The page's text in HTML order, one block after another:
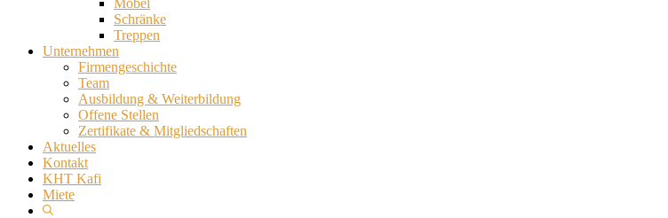
Möbel
Schränke
Treppen
Unternehmen
Firmengeschichte
Team
Ausbildung & Weiterbildung
Offene Stellen
Zertifikate & Mitgliedschaften
Aktuelles
Kontakt
KHT Kafi
Miete
Show